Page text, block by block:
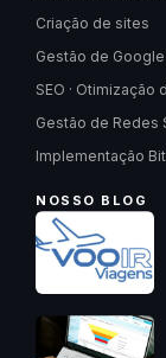
Criação de sites
Gestão de
SEO · Otimização
Gestão de Redes
Implementação
NOSSO BLOG